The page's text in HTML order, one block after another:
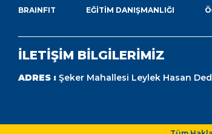
BRAINFIT EĞITIM DANIŞMANLIĞI
İLETİŞİM BİLGİLERİMİZ
ADRES : Şeker Mahallesi Leylek Hasan